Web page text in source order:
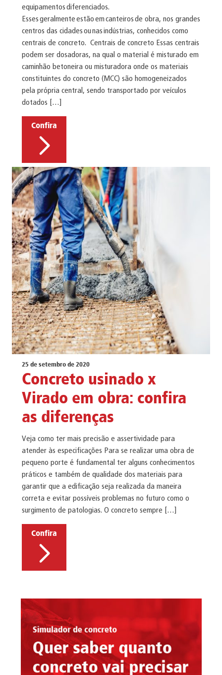
equipamentos diferenciados.
Esses geralmente estão em canteiros de obra, nos grandes
centros das cidades ou nas indústrias, conhecidos como
centrais de concreto. Centrais de concreto Essas centrais
podem ser dosadoras, na qual o material é misturado em
caminhão betoneira ou misturadora onde os materiais
constituintes do concreto (MCC) são homogeneizados
pela própria central, sendo transportado por veículos
dotados […]
Confira
25 de setembro de 2020
Concreto usinado x
Virado em obra: confira
as diferenças
Veja como ter mais precisão e assertividade para
atender às especificações Para se realizar uma obra de
pequeno porte é fundamental ter alguns conhecimentos
práticos e também de qualidade dos materiais para
garantir que a edificação seja realizada da maneira
correta e evitar possíveis problemas no futuro como o
surgimento de patologias. O concreto sempre […]
Confira